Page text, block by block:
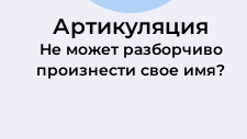
Артикуляция
Не может разборчиво
произнести свое имя?